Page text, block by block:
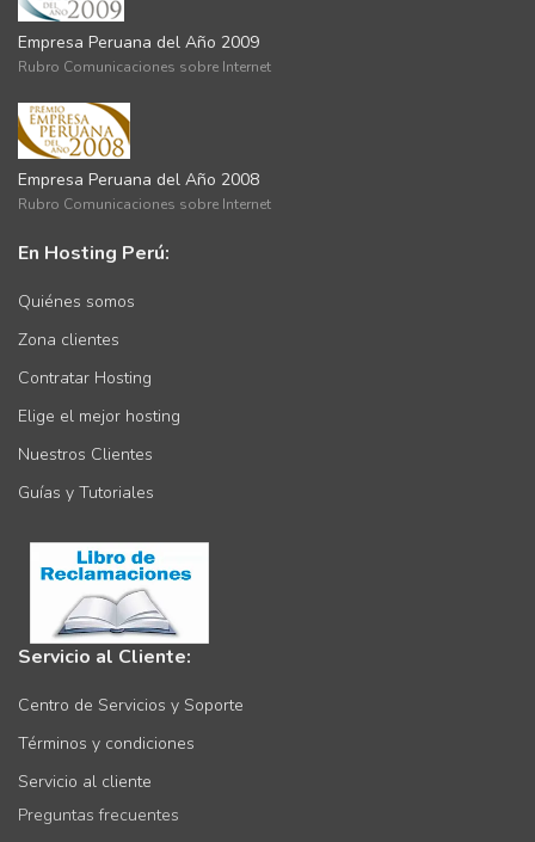
Empresa Peruana del Año 2009
Rubro Comunicaciones sobre Internet
Empresa Peruana del Año 2008
Rubro Comunicaciones sobre Internet
En Hosting Perú:
Quiénes somos
Zona clientes
Contratar Hosting
Elige el mejor hosting
Nuestros Clientes
Guías y Tutoriales
Servicio al Cliente:
Centro de Servicios y Soporte
Términos y condiciones
Servicio al cliente
Preguntas frecuentes